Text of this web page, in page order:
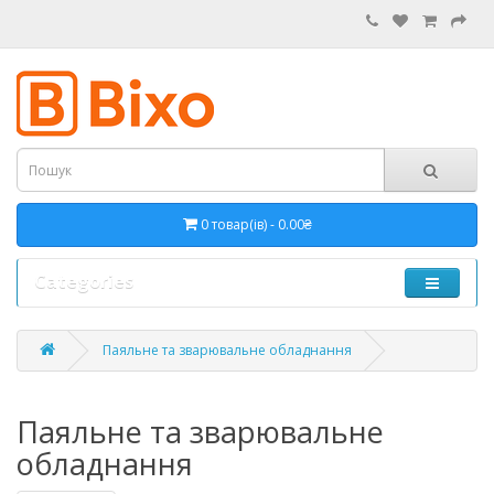
0 товар(ів) - 0.00₴
Categories
Паяльне та зварювальне обладнання
Паяльне та зварювальне
обладнання